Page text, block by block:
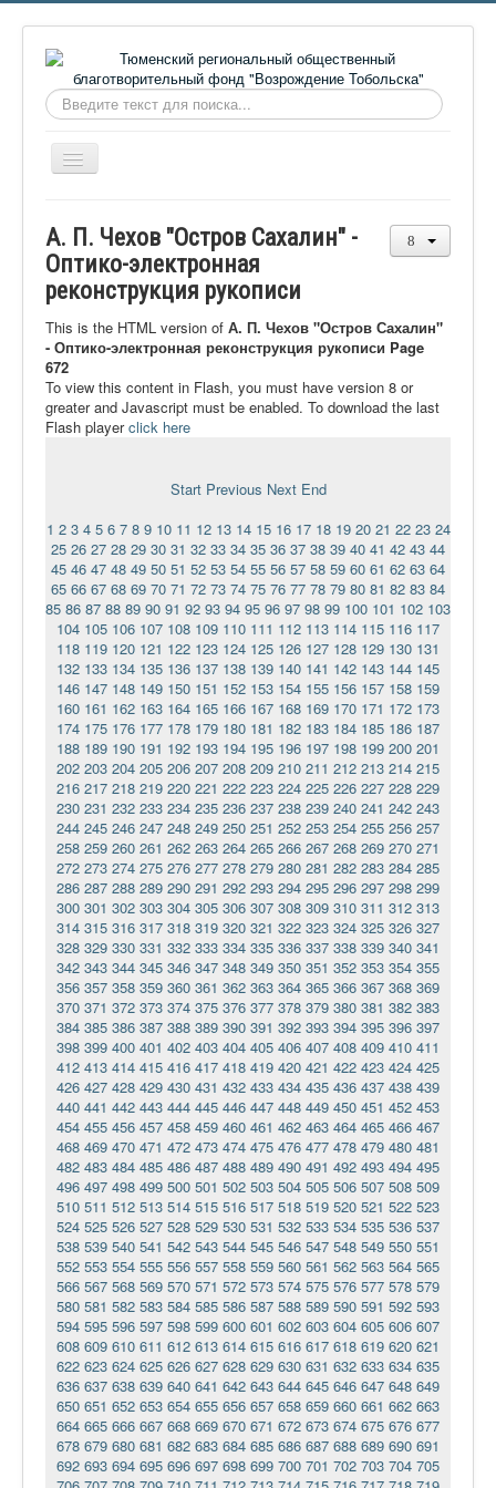
Искать...
Включить/
выключить
О фонде
Онлайн библиотека
Видеоматериалы
Контакты
Сайт проекта Достоевский
Ермаковополе.рф
А. П. Чехов "Остров Сахалин" -
Оптико-электронная
реконструкция рукописи
This is the HTML version of А. П. Чехов "Остров Сахалин"
- Оптико-электронная реконструкция рукописи Page
672
To view this content in Flash, you must have version 8 or
greater and Javascript must be enabled. To download the last
Flash playerclick here
Start Previous Next End
1 2 3 4 5 6 7 8 9 10 11 12 13 14 15 16 17 18 19 20 21 22 23 24
25 26 27 28 29 30 31 32 33 34 35 36 37 38 39 40 41 42 43 44
45 46 47 48 49 50 51 52 53 54 55 56 57 58 59 60 61 62 63 64
65 66 67 68 69 70 71 72 73 74 75 76 77 78 79 80 81 82 83 84
85 86 87 88 89 90 91 92 93 94 95 96 97 98 99 100 101 102 103
104 105 106 107 108 109 110 111 112 113 114 115 116 117
118 119 120 121 122 123 124 125 126 127 128 129 130 131
132 133 134 135 136 137 138 139 140 141 142 143 144 145
146 147 148 149 150 151 152 153 154 155 156 157 158 159
160 161 162 163 164 165 166 167 168 169 170 171 172 173
174 175 176 177 178 179 180 181 182 183 184 185 186 187
188 189 190 191 192 193 194 195 196 197 198 199 200 201
202 203 204 205 206 207 208 209 210 211 212 213 214 215
216 217 218 219 220 221 222 223 224 225 226 227 228 229
230 231 232 233 234 235 236 237 238 239 240 241 242 243
244 245 246 247 248 249 250 251 252 253 254 255 256 257
258 259 260 261 262 263 264 265 266 267 268 269 270 271
272 273 274 275 276 277 278 279 280 281 282 283 284 285
286 287 288 289 290 291 292 293 294 295 296 297 298 299
300 301 302 303 304 305 306 307 308 309 310 311 312 313
314 315 316 317 318 319 320 321 322 323 324 325 326 327
328 329 330 331 332 333 334 335 336 337 338 339 340 341
342 343 344 345 346 347 348 349 350 351 352 353 354 355
356 357 358 359 360 361 362 363 364 365 366 367 368 369
370 371 372 373 374 375 376 377 378 379 380 381 382 383
384 385 386 387 388 389 390 391 392 393 394 395 396 397
398 399 400 401 402 403 404 405 406 407 408 409 410 411
412 413 414 415 416 417 418 419 420 421 422 423 424 425
426 427 428 429 430 431 432 433 434 435 436 437 438 439
440 441 442 443 444 445 446 447 448 449 450 451 452 453
454 455 456 457 458 459 460 461 462 463 464 465 466 467
468 469 470 471 472 473 474 475 476 477 478 479 480 481
482 483 484 485 486 487 488 489 490 491 492 493 494 495
496 497 498 499 500 501 502 503 504 505 506 507 508 509
510 511 512 513 514 515 516 517 518 519 520 521 522 523
524 525 526 527 528 529 530 531 532 533 534 535 536 537
538 539 540 541 542 543 544 545 546 547 548 549 550 551
552 553 554 555 556 557 558 559 560 561 562 563 564 565
566 567 568 569 570 571 572 573 574 575 576 577 578 579
580 581 582 583 584 585 586 587 588 589 590 591 592 593
594 595 596 597 598 599 600 601 602 603 604 605 606 607
608 609 610 611 612 613 614 615 616 617 618 619 620 621
622 623 624 625 626 627 628 629 630 631 632 633 634 635
636 637 638 639 640 641 642 643 644 645 646 647 648 649
650 651 652 653 654 655 656 657 658 659 660 661 662 663
664 665 666 667 668 669 670 671 672 673 674 675 676 677
678 679 680 681 682 683 684 685 686 687 688 689 690 691
692 693 694 695 696 697 698 699 700 701 702 703 704 705